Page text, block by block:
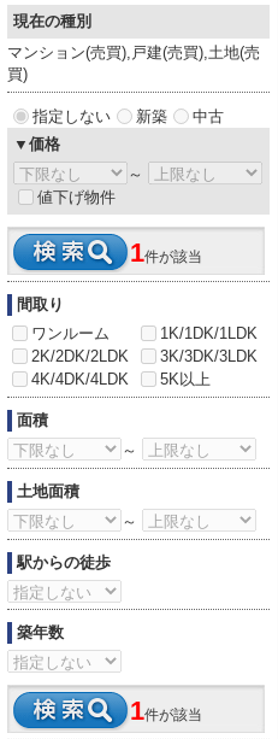
現在の種別
マンション(売買),戸建(売買),土地(売
買)
指定しない 新築
中古
▼価格
～
値下げ物件
1件が該当
間取り
ワンルーム
1K/1DK/1LDK
2K/2DK/2LDK
3K/3DK/3LDK
4K/4DK/4LDK
5K以上
面積
～
土地面積
～
駅からの徒歩
築年数
1件が該当